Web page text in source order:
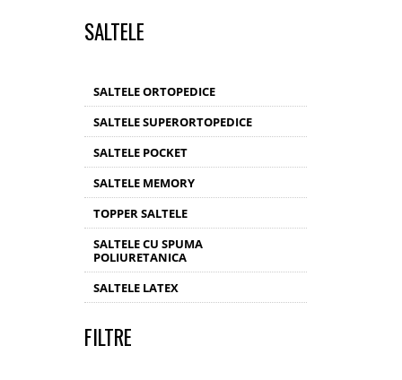
SALTELE
SALTELE ORTOPEDICE
SALTELE SUPERORTOPEDICE
SALTELE POCKET
SALTELE MEMORY
TOPPER SALTELE
SALTELE CU SPUMA
POLIURETANICA
SALTELE LATEX
FILTRE